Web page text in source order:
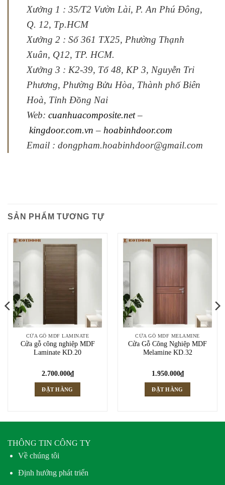
Xưởng 1 : 35/T2 Vườn Lài, P. An Phú Đông,
Q. 12, Tp.HCM
Xưởng 2 : Số 361 TX25, Phường Thạnh
Xuân, Q12, TP. HCM.
Xưởng 3 : K2-39, Tổ 48, KP 3, Nguyễn Tri
Phương, Phường Bửu Hòa, Thành phố Biên
Hoà, Tỉnh Đồng Nai
Web: cuanhuacomposite.net–
kingdoor.com.vn – hoabinhdoor.com
Email : dongpham.hoabinhdoor@gmail.com
SẢN PHẨM TƯƠNG TỰ
CỬA GỖ MDF LAMINATE
Cửa gỗ công nghiệp MDF
Laminate KD.20
2.700.000₫
ĐẶT HÀNG
CỬA GỖ MDF MELAMINE
Cửa Gỗ Công Nghiệp MDF
Melamine KD.32
1.950.000₫
ĐẶT HÀNG
THÔNG TIN CÔNG TY
Về chúng tôi
Định hướng phát triển